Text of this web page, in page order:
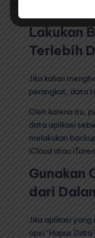
Lakukan
Terlebih
Jika kalian
perangkat, data
Oleh karena itu,
data aplikasi
melakukan
iCloud atau iTunes.
Gunakan
dari
Jika aplikasi
opsi “Hapus